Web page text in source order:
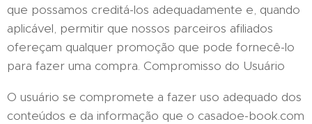
que possamos creditá-los adequadamente e, quando
aplicável, permitir que nossos parceiros afiliados
ofereçam qualquer promoção que pode fornecê-lo
para fazer uma compra. Compromisso do Usuário
O usuário se compromete a fazer uso adequado dos
conteúdos e da informação que o casadoe-book.com